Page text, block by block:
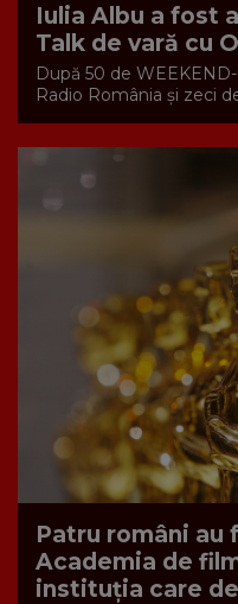
Iulia Albu a fost
Talk de vară cu
După 50 de
Radio România și zeci
Patru români au
Academia de
instituţia care